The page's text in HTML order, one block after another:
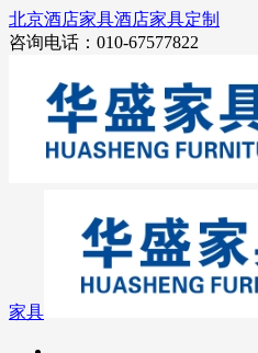
北京酒店家具酒店家具定制
咨询电话：010-67577822
家具